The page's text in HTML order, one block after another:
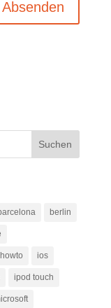
berlin
howto ios
ipod touch